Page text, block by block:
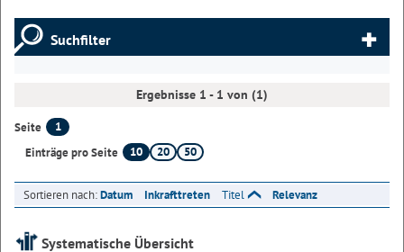
Suchfilter
Ergebnisse 1 - 1 von (1)
Seite
1
Einträge pro Seite
10 20 50
Sortieren nach:Datum Inkrafttreten Titel Relevanz
Systematische Übersicht